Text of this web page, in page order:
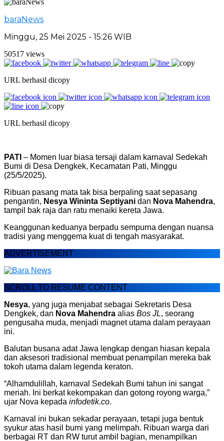
baraNews
Minggu, 25 Mei 2025 - 15:26 WIB
50517 views
URL berhasil dicopy
URL berhasil dicopy
PATI – Momen luar biasa tersaji dalam karnaval Sedekah
Bumi di Desa Dengkek, Kecamatan Pati, Minggu
(25/5/2025).
Ribuan pasang mata tak bisa berpaling saat sepasang
pengantin, Nesya Wininta Septiyani dan Nova Mahendra,
tampil bak raja dan ratu menaiki kereta Jawa.
Keanggunan keduanya berpadu sempurna dengan nuansa
tradisi yang menggema kuat di tengah masyarakat.
ADVERTISEMENT
SCROLL TO RESUME CONTENT
Nesya, yang juga menjabat sebagai Sekretaris Desa
Dengkek, dan Nova Mahendra alias Bos JL, seorang
pengusaha muda, menjadi magnet utama dalam perayaan
ini.
Balutan busana adat Jawa lengkap dengan hiasan kepala
dan aksesori tradisional membuat penampilan mereka bak
tokoh utama dalam legenda keraton.
“Alhamdulillah, karnaval Sedekah Bumi tahun ini sangat
meriah. Ini berkat kekompakan dan gotong royong warga,”
ujar Nova kepada infodetik.co.
Karnaval ini bukan sekadar perayaan, tetapi juga bentuk
syukur atas hasil bumi yang melimpah. Ribuan warga dari
berbagai RT dan RW turut ambil bagian, menampilkan